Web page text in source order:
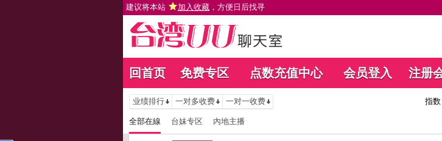
建议将本站 加入收藏 ，方便日后找寻
回首页 免费专区 点数充值中心 会员登入 注册
业绩排行 一对多收费 一对一收费 指数
全部在線 台妹专区 內地主播